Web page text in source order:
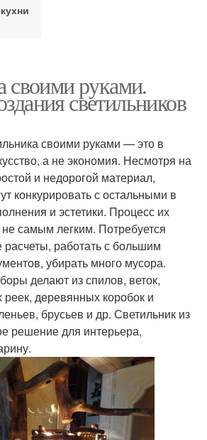
своими руками.
светильников
своими руками — это в
а не экономия. Несмотря на
и недорогой материал,
конкурировать с остальными в
и эстетики. Процесс их
не самым легким. Потребуется
работать с большим
убирать много мусора.
делают из спилов, веток,
деревянных коробок и
брусьев и др. Светильник из
решение для интерьера,